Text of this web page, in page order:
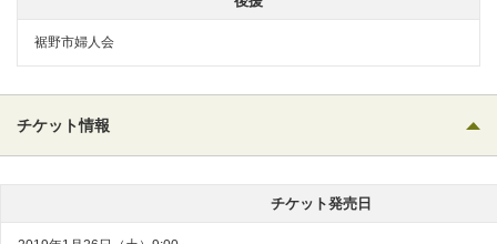
裾野市婦人会
チケット情報
チケット発売日